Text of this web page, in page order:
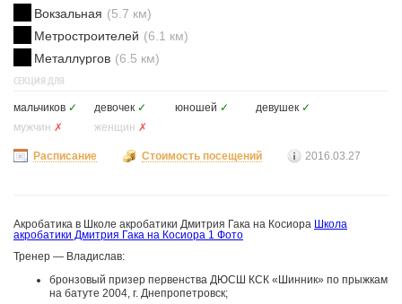
Вокзальная (5.7 км)
Метростроителей (6.1 км)
Металлургов (6.5 км)
СЕКЦИЯ ДЛЯ
мальчиков ✓ девочек ✓ юношей ✓ девушек ✓
мужчин ✗ женщин ✗
Расписание Стоимость посещений 2016.03.27
Акробатика в Школе акробатики Дмитрия Гака на Косиора Школа
акробатики Дмитрия Гака на Косиора 1 Фото
Тренер — Владислав:
бронзовый призер первенства ДЮСШ КСК «Шинник» по прыжкам
на батуте 2004, г. Днепропетровск;